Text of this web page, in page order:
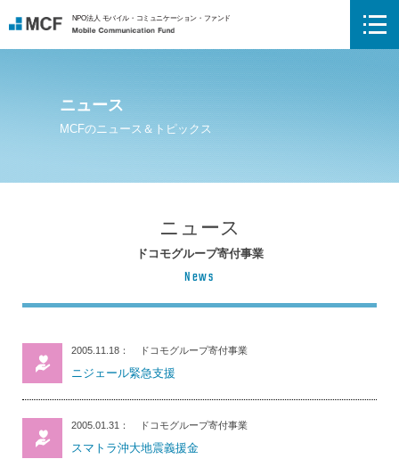
NPO法人 モバイル・コミュニケーション・ファンド
ニュース
MCFのニュース＆トピックス
ニュース
ドコモグループ寄付事業
News
2005.11.18 ドコモグループ寄付事業
ニジェール緊急支援
2005.01.31 ドコモグループ寄付事業
スマトラ沖大地震義援金